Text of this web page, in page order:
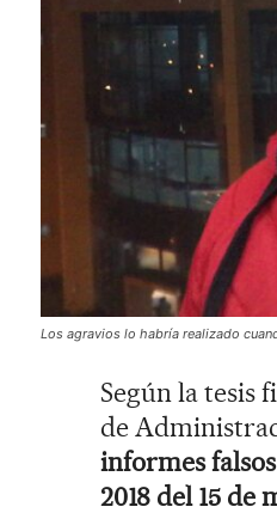
Los agravios lo habría realizado
Según la tesis
de
informes falsos
2018 del 15 de